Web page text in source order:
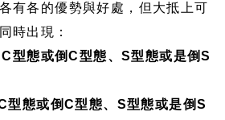
有各的優勢與好處，但大抵上可
時出現：
型態或倒C型態、S型態或是倒S
型態或倒C型態、S型態或是倒S